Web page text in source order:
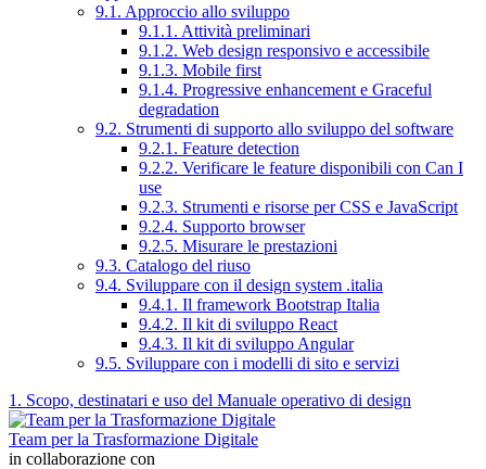
9.1. Approccio allo sviluppo
9.1.1. Attività preliminari
9.1.2. Web design responsivo e accessibile
9.1.3. Mobile first
9.1.4. Progressive enhancement e Graceful
degradation
9.2. Strumenti di supporto allo sviluppo del software
9.2.1. Feature detection
9.2.2. Verificare le feature disponibili con Can I
use
9.2.3. Strumenti e risorse per CSS e JavaScript
9.2.4. Supporto browser
9.2.5. Misurare le prestazioni
9.3. Catalogo del riuso
9.4. Sviluppare con il design system .italia
9.4.1. Il framework Bootstrap Italia
9.4.2. Il kit di sviluppo React
9.4.3. Il kit di sviluppo Angular
9.5. Sviluppare con i modelli di sito e servizi
1. Scopo, destinatari e uso del Manuale operativo di design
Team per la Trasformazione Digitale
in collaborazione con